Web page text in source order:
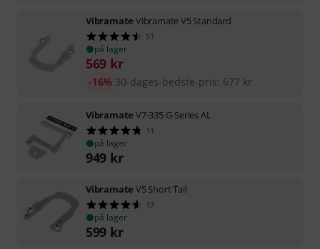
Vibramate Vibramate V5 Standard
51
på lager
569 kr
30-dages-bedste-pris: 677 kr
-16%
Vibramate V7-335 G-Series AL
11
på lager
949 kr
Vibramate V5 Short Tail
17
på lager
599 kr